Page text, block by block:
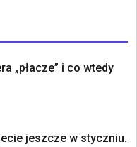
„płacze” i co wtedy
jeszcze w styczniu.